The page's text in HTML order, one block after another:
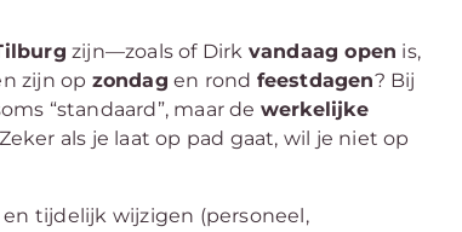
zijn—zoals of Dirk vandaag open is,
zijn op zondag en rond feestdagen? Bij
“standaard”, maar de werkelijke
als je laat op pad gaat, wil je niet op
tijdelijk wijzigen (personeel,